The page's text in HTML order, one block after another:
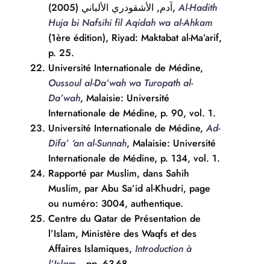
آدم, الأشقودري الألباني (2005),Al-Hadith
Huja bi Nafsihi fil Aqidah wa al-Ahkam
(1ère édition), Riyad: Maktabat al-Ma’arif,
p. 25.
Université Internationale de Médine,
Oussoul al-Da’wah wa Turopath al-
Da’wah, Malaisie: Université
Internationale de Médine, p. 90, vol. 1.
Université Internationale de Médine,Ad-
Difa’ ‘an al-Sunnah, Malaisie: Université
Internationale de Médine, p. 134, vol. 1.
Rapporté par Muslim, dans Sahih
Muslim, par Abu Sa’id al-Khudri, page
ou numéro: 3004, authentique.
Centre du Qatar de Présentation de
l’Islam, Ministère des Waqfs et des
Affaires Islamiques, Introduction à